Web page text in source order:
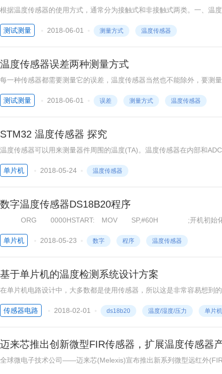
根据温度传感器的使用方式，通常分为接触式和非接触式两类。一、
触后，经过足够长的时间达到热平衡，则他们的温度必然相等。如果其
测试测量
2018-06-01 测量方式 温度传感器
温度传感器误差两种测量方式
每一种传感器都需要测量它的误差，温度传感器当然也不能除外，要测
差和积算器的误差相加才是需要的结果；而组合式的仪表，就可以对温
测试测量
2018-06-01 误差 测量方式 温度传感器
STM32 温度传感器 探究
温度传感器可以用来测量器件周围的温度(TA)。温度传感器在内部和
字值。温度传感器模拟输入推荐采样时间是17.1μs。当没有被使用时，
单片机
2018-05-24 温度传感器
数字温度传感器DS18B20程序
ORG 0000HSTART: MOV SP,#60H ;开机
MOV P2,#0FFH MOV P3,#0FFHMAIN: LCALL
单片机
2018-05-23 数字 程序 温度传感器
基于单片机的温度检测系统设计方案
在单片机电路设计中，大多数都是使用传感器，所以这是非常容易想到
容易直接读取被测温度值，进行转换，就可以满足设计要求。
传感器电路
2018-02-01 ds18b20 温度/湿度/压力 单片
迈来芯推出创新微型FIR传感器，扩展温度传感器
全球微电子技术公司——迈来芯(Melexis)宣布推出新系列微型远红外